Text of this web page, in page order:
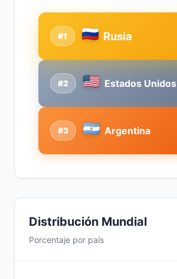
#2 Estados Unidos
#1 Rusia
#3 Argentina
Distribución Mundial
Porcentaje por país